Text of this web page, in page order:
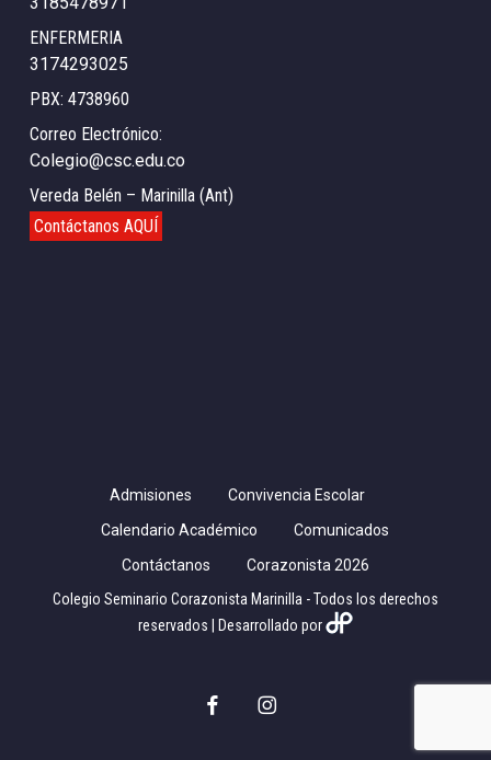
ENFERMERIA
3174293025
PBX: 4738960
Correo Electrónico:
Colegio@csc.edu.co
Vereda Belén – Marinilla (Ant)
Contáctanos AQUÍ
Admisiones
Convivencia Escolar
Calendario Académico
Comunicados
Contáctanos
Corazonista 2026
Colegio Seminario Corazonista Marinilla - Todos los derechos
reservados | Desarrollado por
facebookinstagram